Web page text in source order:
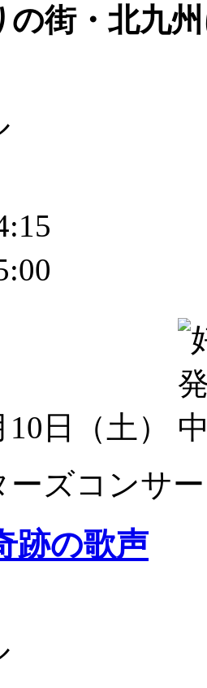
の街・北九
日（土）
ーズコンサ
の歌声